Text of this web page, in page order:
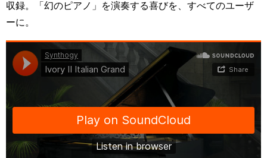
収録。「幻のピアノ」を演奏する喜びを、すべてのユーザ
ーに。